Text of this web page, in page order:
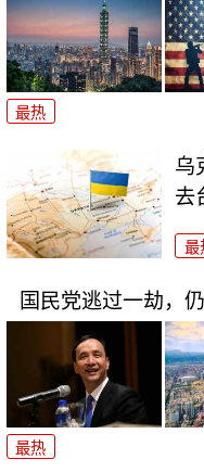
最热
乌
去
最
国民党逃过一劫，
最热